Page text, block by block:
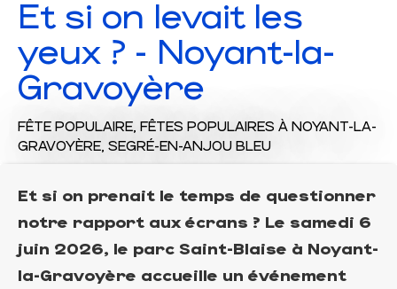
Et si on levait les
yeux ? - Noyant-la-
Gravoyère
FÊTE POPULAIRE, FÊTES POPULAIRES À NOYANT-LA-
GRAVOYÈRE, SEGRÉ-EN-ANJOU BLEU
Et si on prenait le temps de questionner
notre rapport aux écrans ? Le samedi 6
juin 2026, le parc Saint-Blaise à Noyant-
la-Gravoyère accueille un événement